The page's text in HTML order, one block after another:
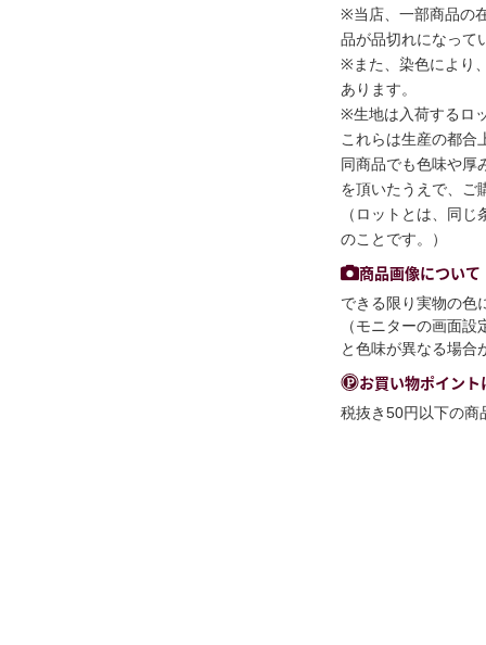
※当店、一部商品の
品が品切れになって
※また、染色により
あります。
※生地は入荷するロ
これらは生産の都合
同商品でも色味や厚
を頂いたうえで、ご
（ロットとは、同
のことです。）
商品画像について
できる限り実物の色
（モニターの画面
と色味が異なる場合
お買い物ポイント
税抜き50円以下の商